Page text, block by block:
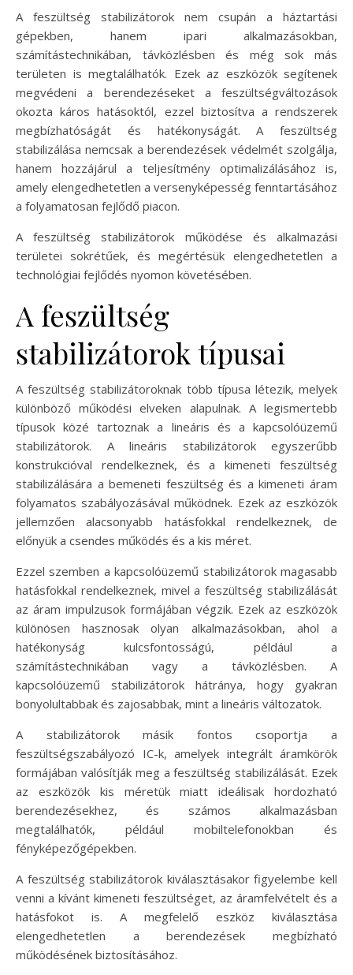
A feszültség stabilizátorok nem csupán a háztartási
gépekben, hanem ipari alkalmazásokban,
számítástechnikában, távközlésben és még sok más
területen is megtalálhatók. Ezek az eszközök segítenek
megvédeni a berendezéseket a feszültségváltozások
okozta káros hatásoktól, ezzel biztosítva a rendszerek
megbízhatóságát és hatékonyságát. A feszültség
stabilizálása nemcsak a berendezések védelmét szolgálja,
hanem hozzájárul a teljesítmény optimalizálásához is,
amely elengedhetetlen a versenyképesség fenntartásához
a folyamatosan fejlődő piacon.
A feszültség stabilizátorok működése és alkalmazási
területei sokrétűek, és megértésük elengedhetetlen a
technológiai fejlődés nyomon követésében.
A feszültség
stabilizátorok típusai
A feszültség stabilizátoroknak több típusa létezik, melyek
különböző működési elveken alapulnak. A legismertebb
típusok közé tartoznak a lineáris és a kapcsolóüzemű
stabilizátorok. A lineáris stabilizátorok egyszerűbb
konstrukcióval rendelkeznek, és a kimeneti feszültség
stabilizálására a bemeneti feszültség és a kimeneti áram
folyamatos szabályozásával működnek. Ezek az eszközök
jellemzően alacsonyabb hatásfokkal rendelkeznek, de
előnyük a csendes működés és a kis méret.
Ezzel szemben a kapcsolóüzemű stabilizátorok magasabb
hatásfokkal rendelkeznek, mivel a feszültség stabilizálását
az áram impulzusok formájában végzik. Ezek az eszközök
különösen hasznosak olyan alkalmazásokban, ahol a
hatékonyság kulcsfontosságú, például a
számítástechnikában vagy a távközlésben. A
kapcsolóüzemű stabilizátorok hátránya, hogy gyakran
bonyolultabbak és zajosabbak, mint a lineáris változatok.
A stabilizátorok másik fontos csoportja a
feszültségszabályozó IC-k, amelyek integrált áramkörök
formájában valósítják meg a feszültség stabilizálását. Ezek
az eszközök kis méretük miatt ideálisak hordozható
berendezésekhez, és számos alkalmazásban
megtalálhatók, például mobiltelefonokban és
fényképezőgépekben.
A feszültség stabilizátorok kiválasztásakor figyelembe kell
venni a kívánt kimeneti feszültséget, az áramfelvételt és a
hatásfokot is. A megfelelő eszköz kiválasztása
elengedhetetlen a berendezések megbízható
működésének biztosításához.